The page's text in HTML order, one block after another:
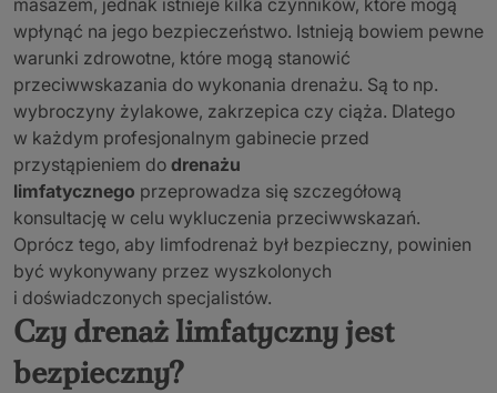
wpłynąć na jego bezpieczeństwo. Istnieją bowiem pewne
warunki zdrowotne, które mogą stanowić
przeciwwskazania do wykonania drenażu. Są to np.
wybroczyny żylakowe, zakrzepica czy ciąża. Dlatego
w każdym profesjonalnym gabinecie przed
przystąpieniem do drenażu
limfatycznego przeprowadza się szczegółową
konsultację w celu wykluczenia przeciwwskazań.
Oprócz tego, aby limfodrenaż był bezpieczny, powinien
być wykonywany przez wyszkolonych
i doświadczonych specjalistów.
Czy drenaż limfatyczny jest
bezpieczny?